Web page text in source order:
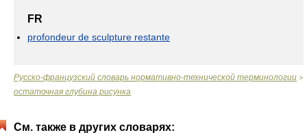
FR
profondeur de sculpture restante
Русско-французский словарь нормативно-технической терминологии >
остаточная глубина рисунка
См. также в других словарях: